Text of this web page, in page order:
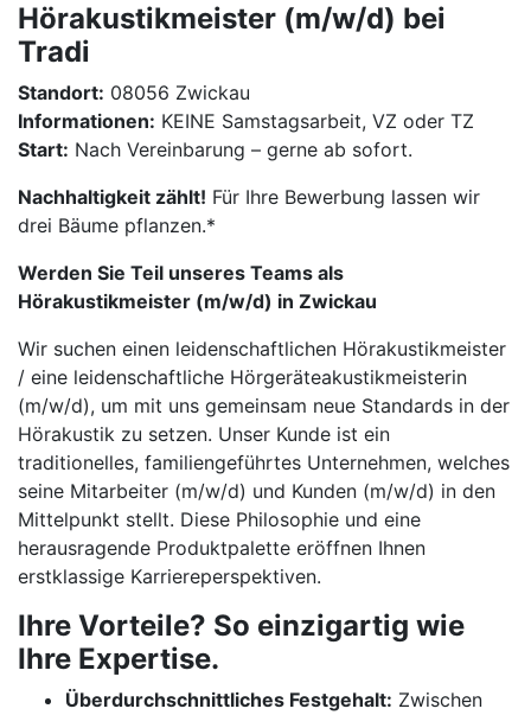
Hörakustikmeister (m/w/d) bei
Tradi
Standort: 08056 Zwickau
Informationen: KEINE Samstagsarbeit, VZ oder TZ
Start: Nach Vereinbarung – gerne ab sofort.
Nachhaltigkeit zählt! Für Ihre Bewerbung lassen wir
drei Bäume pflanzen.*
Werden Sie Teil unseres Teams als
Hörakustikmeister (m/w/d) in Zwickau
Wir suchen einen leidenschaftlichen Hörakustikmeister
/ eine leidenschaftliche Hörgeräteakustikmeisterin
(m/w/d), um mit uns gemeinsam neue Standards in der
Hörakustik zu setzen. Unser Kunde ist ein
traditionelles, familiengeführtes Unternehmen, welches
seine Mitarbeiter (m/w/d) und Kunden (m/w/d) in den
Mittelpunkt stellt. Diese Philosophie und eine
herausragende Produktpalette eröffnen Ihnen
erstklassige Karriereperspektiven.
Ihre Vorteile? So einzigartig wie
Ihre Expertise.
Überdurchschnittliches Festgehalt: Zwischen